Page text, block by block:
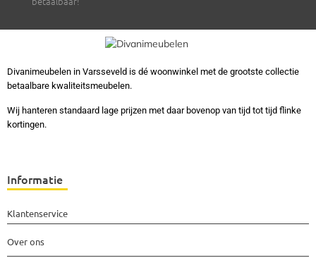
Divanimeubelen in Varsseveld is dé woonwinkel met de grootste collectie
betaalbare kwaliteitsmeubelen.
Wij hanteren standaard lage prijzen met daar bovenop van tijd tot tijd flinke
kortingen.
Informatie
Klantenservice
Over ons